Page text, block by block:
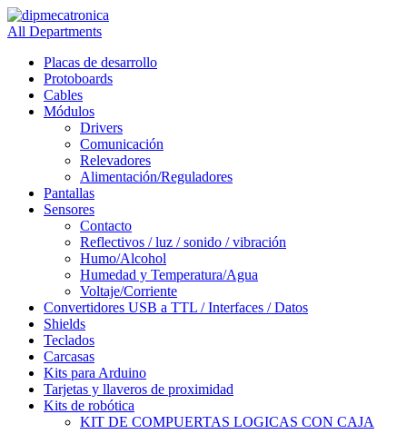
All Departments
Placas de desarrollo
Protoboards
Cables
Módulos
Drivers
Comunicación
Relevadores
Alimentación/Reguladores
Pantallas
Sensores
Contacto
Reflectivos / luz / sonido / vibración
Humo/Alcohol
Humedad y Temperatura/Agua
Voltaje/Corriente
Convertidores USB a TTL / Interfaces / Datos
Shields
Teclados
Carcasas
Kits para Arduino
Tarjetas y llaveros de proximidad
Kits de robótica
KIT DE COMPUERTAS LOGICAS CON CAJA